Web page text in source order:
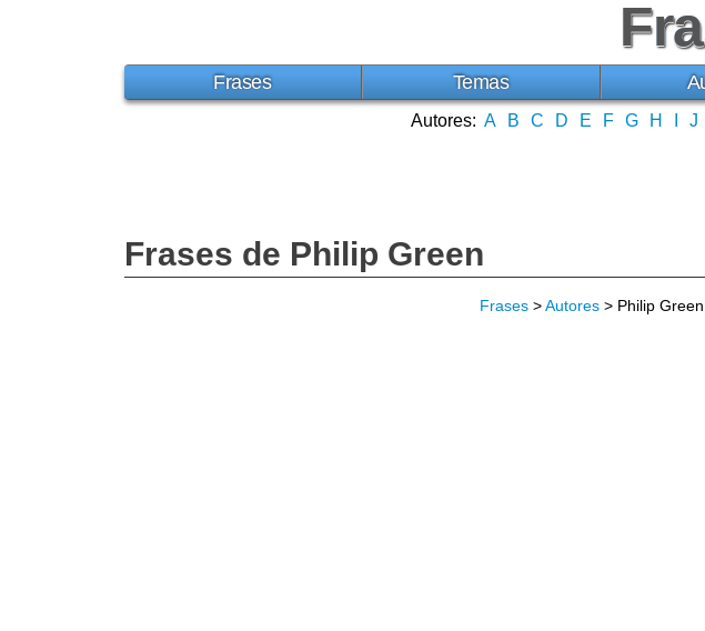
Frases Temas
Autores: A B C D E F G H J
Frases de Philip Green
Frases >Autores > Philip Green